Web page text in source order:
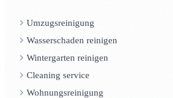
Umzugsreinigung
Wasserschaden reinigen
Wintergarten reinigen
Cleaning service
Wohnungsreinigung